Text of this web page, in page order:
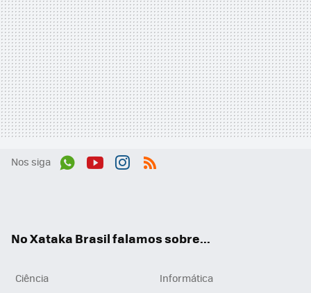
Nos siga
No Xataka Brasil falamos sobre...
Ciência
Informática